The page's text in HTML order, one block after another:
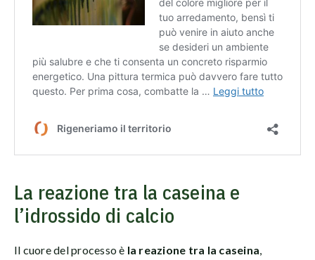
La reazione tra la caseina e
l’idrossido di calcio
Il cuore del processo è la reazione tra la caseina,